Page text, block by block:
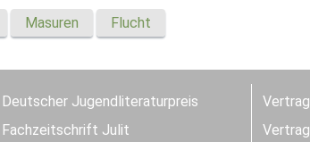
Masuren Flucht
Deutscher Jugendliteraturpreis
Fachzeitschrift Julit